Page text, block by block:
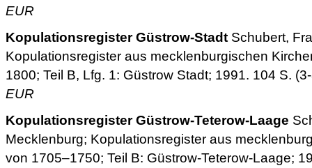
EUR
Kopulationsregister Güstrow-Stadt Schubert,
Kopulationsregister aus mecklenburgischen
1800; Teil B, Lfg. 1: Güstrow Stadt; 1991. 104 S.
EUR
Kopulationsregister Güstrow-Teterow-Laage
Mecklenburg; Kopulationsregister aus
von 1705–1750; Teil B: Güstrow-Teterow-Laage;